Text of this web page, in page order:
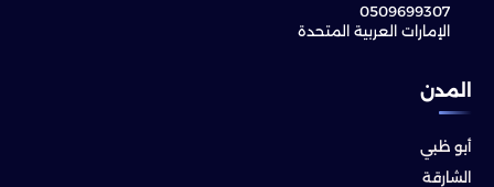
0509699307
الإمارات العربية المتحدة
المدن
أبو ظبي
الشارقة